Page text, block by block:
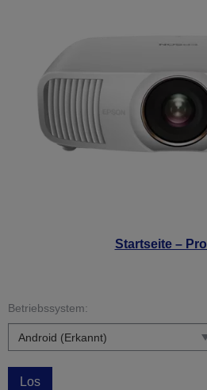
Startseite –
Betriebssystem:
Los